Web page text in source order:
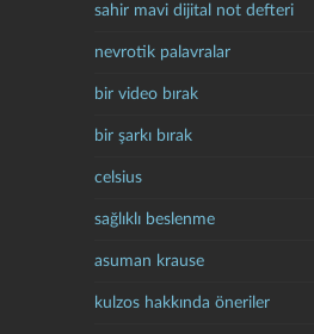
sahir mavi dijital not defteri
nevrotik palavralar
bir video bırak
bir şarkı bırak
celsius
sağlıklı beslenme
asuman krause
kulzos hakkında öneriler